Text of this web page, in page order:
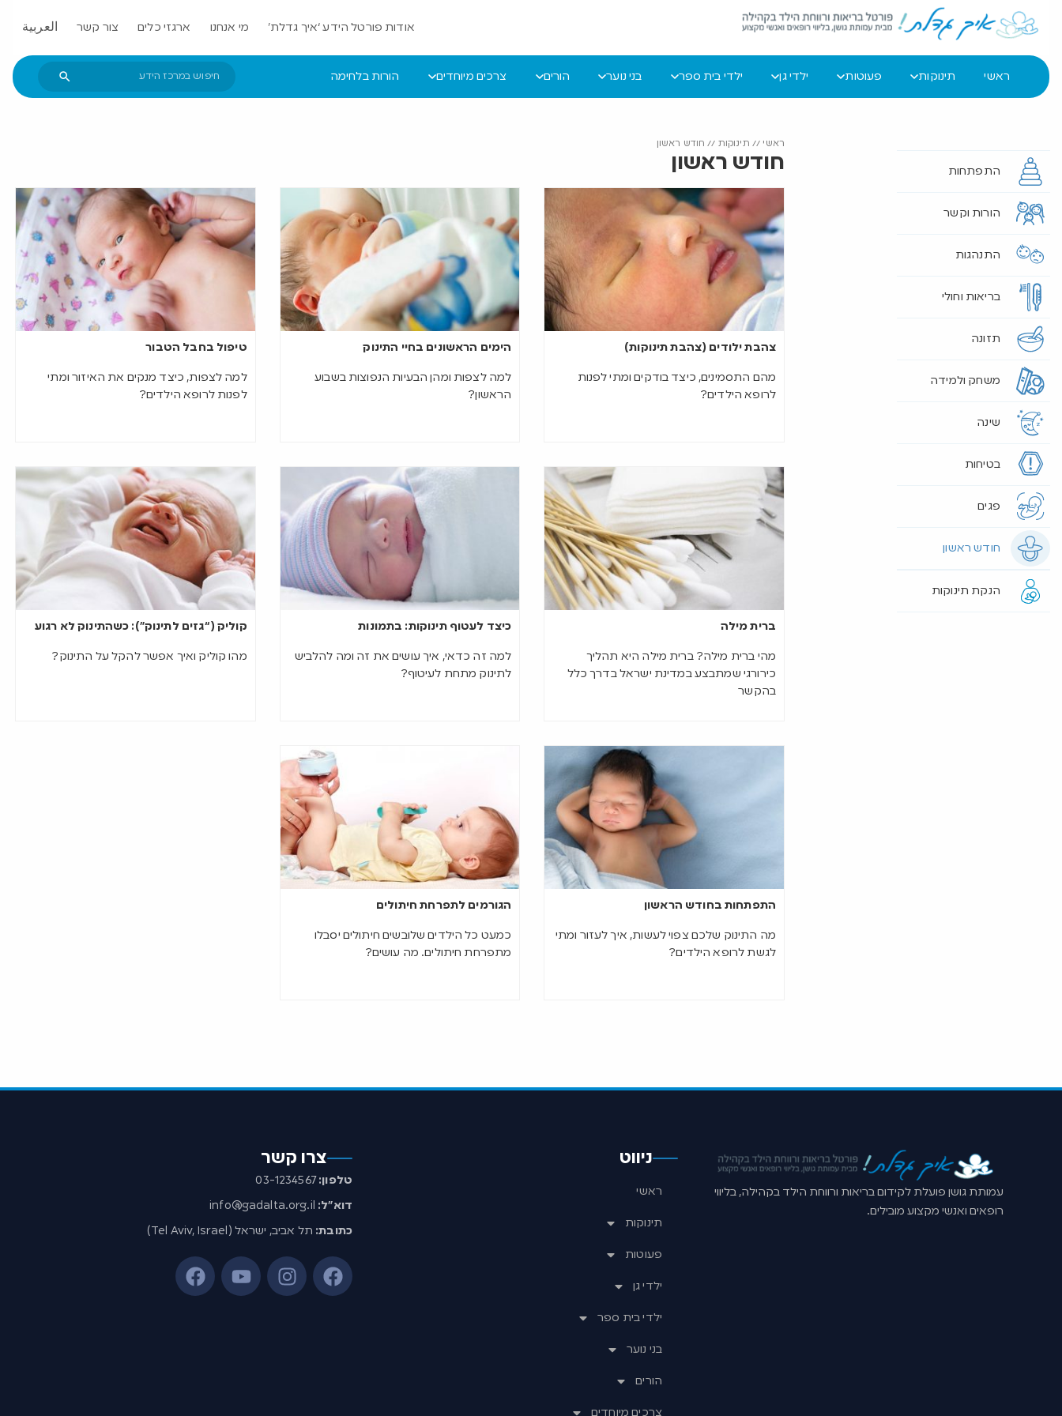
אודות פורטל הידע ‘איך גדלת’ מי אנחנו ארגזי כלים צור קשר العربية
ראשי תינוקות פעוטות ילדי גן ילדי בית ספר בני נוער הורים צרכים מיוחדים הורות בלחימה
התפתחות
הורות וקשר
התנהגות
בריאות וחולי
תזונה
משחק ולמידה
שינה
בטיחות
פגים
חודש ראשון
הנקת תינוקות
ראשי // תינוקות // חודש ראשון
חודש ראשון
צהבת ילודים (צהבת תינוקות)
מהם התסמינים, כיצד בודקים ומתי לפנות
לרופא הילדים?
הימים הראשונים בחיי התינוק
למה לצפות ומהן הבעיות הנפוצות בשבוע
הראשון?
טיפול בחבל הטבור
למה לצפות, כיצד מנקים את האיזור ומתי
לפנות לרופא הילדים?
ברית מילה
מהי ברית מילה? ברית מילה היא תהליך
כירורגי שמתבצע במדינת ישראל בדרך כלל
בהקשר
כיצד לעטוף תינוקות: בתמונות
למה זה כדאי, איך עושים את זה ומה להלביש
לתינוק מתחת לעיטוף?
קוליק (“גזים לתינוק”): כשהתינוק לא רגוע
מהו קוליק ואיך אפשר להקל על התינוק?
התפתחות בחודש הראשון
מה התינוק שלכם צפוי לעשות, איך לעזור ומתי
לגשת לרופא הילדים?
הגורמים לתפרחת חיתולים
כמעט כל הילדים שלובשים חיתולים יסבלו
מתפרחת חיתולים. מה עושים?
עמותת גושן פועלת לקידום בריאות ורווחת הילד בקהילה, בליווי
רופאים ואנשי מקצוע מובילים.
ניווט
ראשי
תינוקות
פעוטות
ילדי גן
ילדי בית ספר
בני נוער
הורים
צרכים מיוחדים
צרו קשר
טלפון:03-1234567
דוא”ל: info@gadalta.org.il
כתובת: תל אביב, ישראל (Tel Aviv, Israel)